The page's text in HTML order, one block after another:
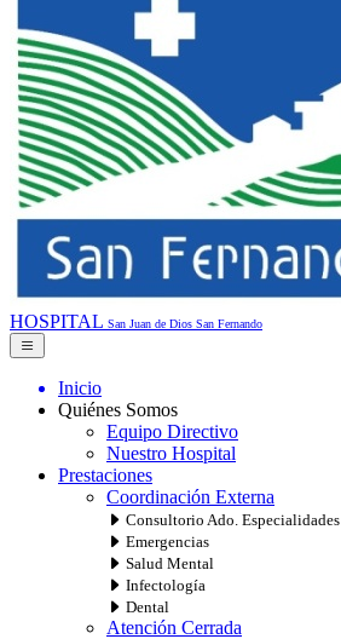
HOSPITAL San Juan de Dios San Fernando
Inicio
Quiénes Somos
Equipo Directivo
Nuestro Hospital
Prestaciones
Coordinación Externa
Consultorio Ado. Especialidades
Emergencias
Salud Mental
Infectología
Dental
Atención Cerrada